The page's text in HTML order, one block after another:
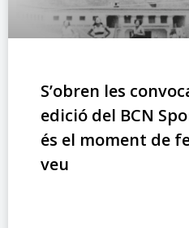
S’obren les
edició del BCN
és el moment de
veu